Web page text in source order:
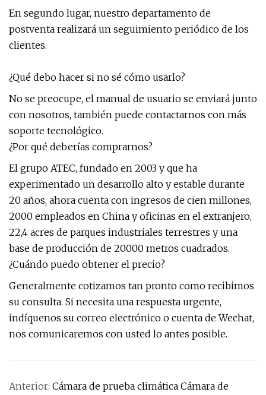
En segundo lugar, nuestro departamento de
postventa realizará un seguimiento periódico de los
clientes.
¿Qué debo hacer si no sé cómo usarlo?
No se preocupe, el manual de usuario se enviará junto
con nosotros, también puede contactarnos con más
soporte tecnológico.
¿Por qué deberías comprarnos?
El grupo ATEC, fundado en 2003 y que ha
experimentado un desarrollo alto y estable durante
20 años, ahora cuenta con ingresos de cien millones,
2000 empleados en China y oficinas en el extranjero,
22,4 acres de parques industriales terrestres y una
base de producción de 20000 metros cuadrados.
¿Cuándo puedo obtener el precio?
Generalmente cotizamos tan pronto como recibimos
su consulta. Si necesita una respuesta urgente,
indíquenos su correo electrónico o cuenta de Wechat,
nos comunicaremos con usted lo antes posible.
Anterior: Cámara de prueba climática Cámara de